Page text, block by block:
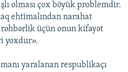
olması çox böyük problemdir.
ehtimalından narahat
üçün onun kifayət
yoxdur».
yaralanan respublikaçı